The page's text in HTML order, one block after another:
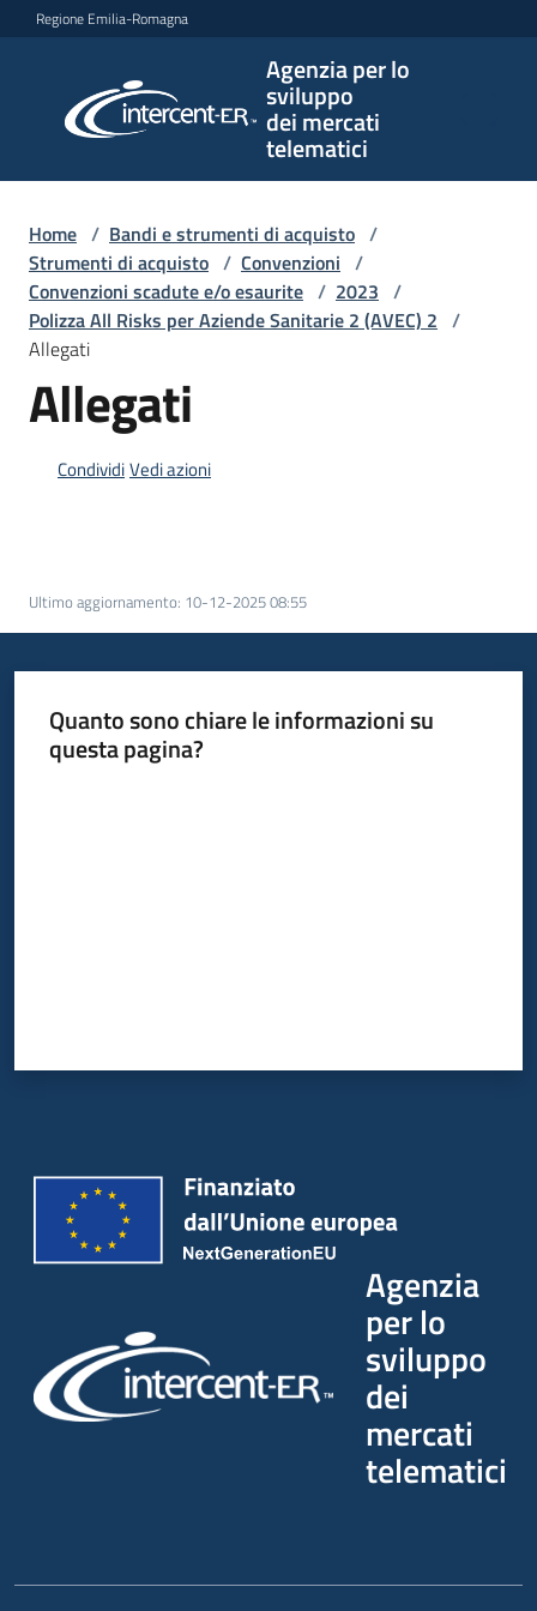
Vai al contenuto
Vai alla navigazione
Vai al footer
Regione Emilia-Romagna
Agenzia per lo
sviluppo
dei mercati
telematici
per lo
sviluppo
telematici
L'Agenzia
Piattaforme
telematiche
Home / Bandi e strumenti di acquisto /
Strumenti di acquisto / Convenzioni /
Convenzioni scadute e/o esaurite / 2023 /
Polizza All Risks per Aziende Sanitarie 2 (AVEC) 2 /
Allegati
Allegati
CondividiVedi azioni
Ultimo aggiornamento: 10-12-2025 08:55
Quanto sono chiare le informazioni su
questa pagina?
Agenzia
per lo
sviluppo
dei
mercati
telematici